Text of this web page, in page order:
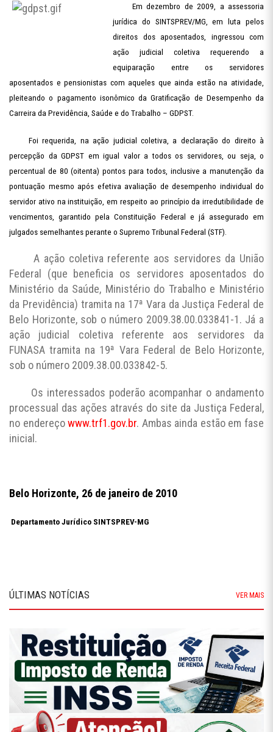
Em dezembro de 2009, a assessoria
jurídica do SINTSPREV/MG, em luta pelos
direitos dos aposentados, ingressou com
ação judicial coletiva requerendo a
equiparação entre os servidores
aposentados e pensionistas com aqueles que ainda estão na atividade,
pleiteando o pagamento isonômico da Gratificação de Desempenho da
Carreira da Previdência, Saúde e do Trabalho – GDPST.
Foi requerida, na ação judicial coletiva, a declaração do direito à
percepção da GDPST em igual valor a todos os servidores, ou seja, o
percentual de 80 (oitenta) pontos para todos, inclusive a manutenção da
pontuação mesmo após efetiva avaliação de desempenho individual do
servidor ativo na instituição, em respeito ao princípio da irredutibilidade de
vencimentos, garantido pela Constituição Federal e já assegurado em
julgados semelhantes perante o Supremo Tribunal Federal (STF).
A ação coletiva referente aos servidores da União
Federal (que beneficia os servidores aposentados do
Ministério da Saúde, Ministério do Trabalho e Ministério
da Previdência) tramita na 17ª Vara da Justiça Federal de
Belo Horizonte, sob o número 2009.38.00.033841-1. Já a
ação judicial coletiva referente aos servidores da
FUNASA tramita na 19ª Vara Federal de Belo Horizonte,
sob o número 2009.38.00.033842-5.
Os interessados poderão acompanhar o andamento
processual das ações através do site da Justiça Federal,
no endereçowww.trf1.gov.br. Ambas ainda estão em fase
inicial.
Belo Horizonte, 26 de janeiro de 2010
Departamento Jurídico SINTSPREV-MG
ÚLTIMAS NOTÍCIAS VER MAIS